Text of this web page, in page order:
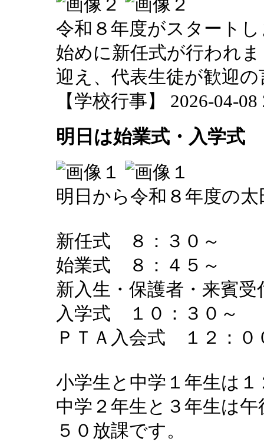
令和８年度がスタート
始めに新任式が行われ
迎え、代表生徒が歓迎
【学校行事】 2026-04-
明日は始業式・入学式
明日から令和８年度の
新任式 ８：３０～
始業式 ８：４５～
新入生・保護者・来賓
入学式 １０：３０～
ＰＴＡ入会式 １２：０
小学生と中学１年生は
中学２年生と３年生は
５０放課です。